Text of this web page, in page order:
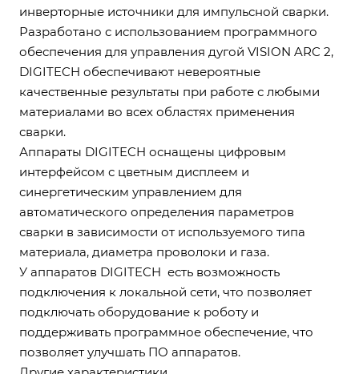
инверторные источники для импульсной сварки.
Разработано с использованием программного
обеспечения для управления дугой VISION ARC 2,
DIGITECH обеспечивают невероятные
качественные результаты при работе с любыми
материалами во всех областях применения
сварки.
Аппараты DIGITECH оснащены цифровым
интерфейсом с цветным дисплеем и
синергетическим управлением для
автоматического определения параметров
сварки в зависимости от используемого типа
материала, диаметра проволоки и газа.
У аппаратов DIGITECH есть возможность
подключения к локальной сети, что позволяет
подключать оборудование к роботу и
поддерживать программное обеспечение, что
позволяет улучшать ПО аппаратов.